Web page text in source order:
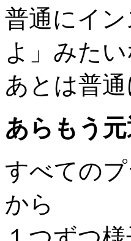
普通にイ
よ」みた
あとは普
あらもう
すべての
から